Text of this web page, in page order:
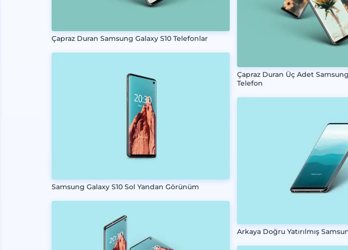
Çapraz Duran Samsung Galaxy S10 Telefonlar
Samsung Galaxy S10 Sol Yandan Görünüm
Çapraz Duran Üç Adet Samsung
Telefon
Arkaya Doğru Yatırılmış